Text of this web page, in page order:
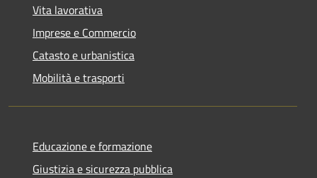
Vita lavorativa
Imprese e Commercio
Catasto e urbanistica
Mobilità e trasporti
Educazione e formazione
Giustizia e sicurezza pubblica